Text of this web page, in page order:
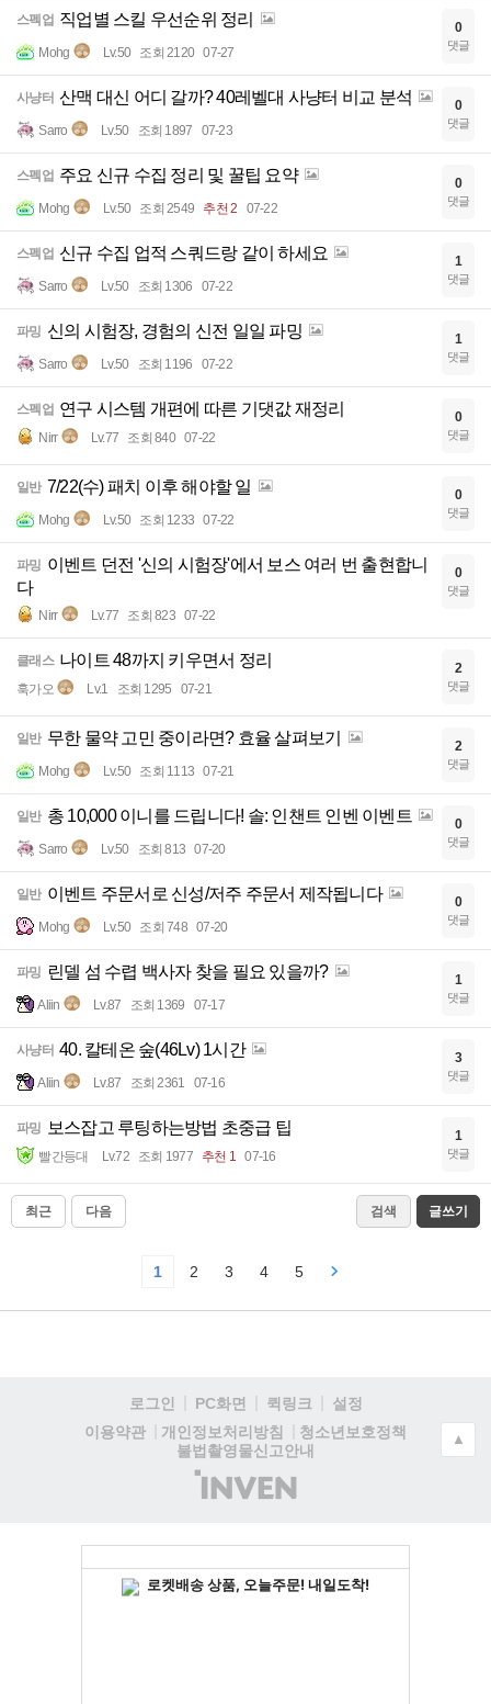
스펙업 직업별 스킬 우선순위 정리
Mohg Lv.50 조회 2120 07-27
0
댓글
사냥터 산맥 대신 어디 갈까? 40레벨대 사냥터 비교 분석
Sarro Lv.50 조회 1897 07-23
0
댓글
스펙업 주요 신규 수집 정리 및 꿀팁 요약
Mohg Lv.50 조회 2549 추천 2 07-22
0
댓글
스펙업 신규 수집 업적 스쿼드랑 같이 하세요
Sarro Lv.50 조회 1306 07-22
1
댓글
파밍 신의 시험장, 경험의 신전 일일 파밍
Sarro Lv.50 조회 1196 07-22
1
댓글
스펙업 연구 시스템 개편에 따른 기댓값 재정리
Nirr Lv.77 조회 840 07-22
0
댓글
일반 7/22(수) 패치 이후 해야할 일
Mohg Lv.50 조회 1233 07-22
0
댓글
파밍 이벤트 던전 '신의 시험장'에서 보스 여러 번 출현합니
다
Nirr Lv.77 조회 823 07-22
0
댓글
클래스 나이트 48까지 키우면서 정리
훅가오 Lv.1 조회 1295 07-21
2
댓글
일반 무한 물약 고민 중이라면? 효율 살펴보기
Mohg Lv.50 조회 1113 07-21
2
댓글
일반 총 10,000 이니를 드립니다! 솔: 인챈트 인벤 이벤트
Sarro Lv.50 조회 813 07-20
0
댓글
일반 이벤트 주문서로 신성/저주 주문서 제작됩니다
Mohg Lv.50 조회 748 07-20
0
댓글
파밍 린델 섬 수렵 백사자 찾을 필요 있을까?
Aliin Lv.87 조회 1369 07-17
1
댓글
사냥터 40. 칼테온 숲(46Lv) 1시간
Aliin Lv.87 조회 2361 07-16
3
댓글
파밍 보스잡고 루팅하는방법 초중급 팁
빨간등대 Lv.72 조회 1977 추천 1 07-16
1
댓글
최근 다음 검색 글쓰기
1 2 3 4 5
로그인 PC화면 퀵링크
설정
이용약관
개인정보처리방침
청소년보호정책
불법촬영물신고안내
(주)
인
▲